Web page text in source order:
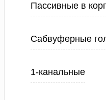
Пассивные в
Сабвуферные
1-канальные